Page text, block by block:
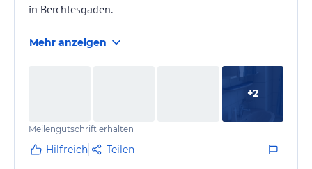
in Berchtesgaden.
Mehr anzeigen
+2
Meilengutschrift erhalten
Hilfreich Teilen